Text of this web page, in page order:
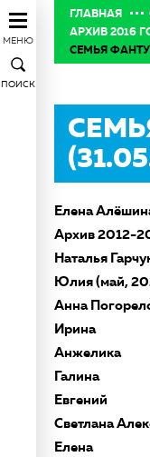
МЕНЮ
ПОИСК
ГЛАВНАЯ
АРХИВ 2016
CЕМЬЯ
Елена
Архив 2012-
Наталья
Юлия (май,
Анна
Ирина
Анжелика
Галина
Евгений
Светлана
Елена